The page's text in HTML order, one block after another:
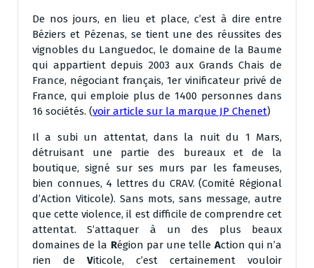
De nos jours, en lieu et place, c’est à dire entre
Béziers et Pézenas, se tient une des réussites des
vignobles du Languedoc, le domaine de la Baume
qui appartient depuis 2003 aux Grands Chais de
France, négociant français, 1er vinificateur privé de
France, qui emploie plus de 1400 personnes dans
16 sociétés. (voir article sur la marque JP Chenet)
Il a subi un attentat, dans la nuit du 1 Mars,
détruisant une partie des bureaux et de la
boutique, signé sur ses murs par les fameuses,
bien connues, 4 lettres du CRAV. (Comité Régional
d’Action Viticole). Sans mots, sans message, autre
que cette violence, il est difficile de comprendre cet
attentat. S’attaquer à un des plus beaux
domaines de la Région par une telle Action qui n’a
rien de Viticole, c’est certainement vouloir